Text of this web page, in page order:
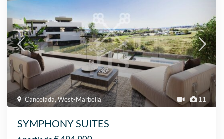
11
Cancelada,West-Marbella
SYMPHONY SUITES